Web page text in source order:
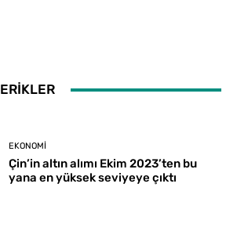
EKONOMI
Çin’in altın alımı Ekim 2023’ten bu
yana en yüksek seviyeye çıktı